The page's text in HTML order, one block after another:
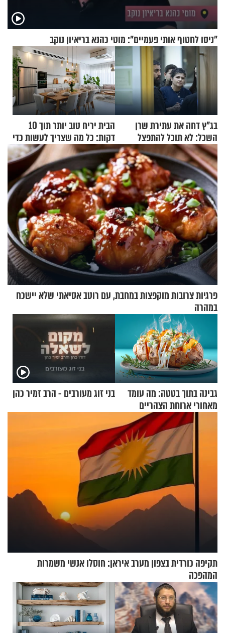
"ניסו לחטוף אותי פעמיים": מוטי כהנא בריאיון נוקב
בג"ץ דחה את עתירת שרן
השכל: לא תוכל להתפצל
מהליכוד
הבית יריח טוב יותר תוך 10
דקות: כל מה שצריך לעשות כדי
לרענן את הבית
פרגיות צרובות מוקפצות במחבת, עם רוטב אסיאתי שלא יישכח
במהרה
גבינה בתוך בטטה: מה עומד
מאחורי ארוחת הצהריים
שכבשה את הרשת?
בני זוג מעורבים - הרב זמיר כהן
תקיפה כורדית בצפון מערב איראן: חוסלו אנשי משמרות
המהפכה